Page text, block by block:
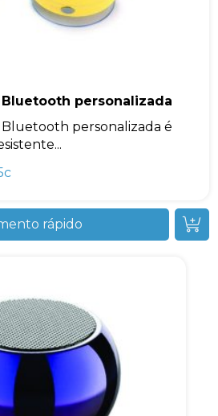
personalizada
Bluetooth personalizada é
rápido